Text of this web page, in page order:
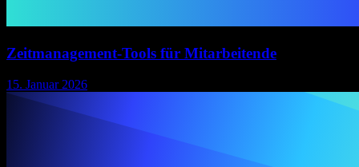
Zeitmanagement-Tools für Mitarbeitende
15. Januar 2026